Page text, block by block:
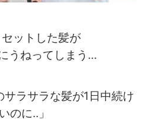
ットした髪が
うねってしまう…
サラサラな髪が1日中続け
のに‥」